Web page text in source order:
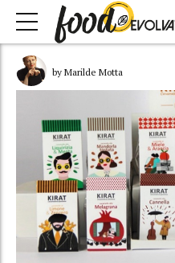
by Marilde Motta